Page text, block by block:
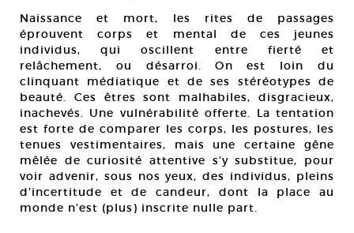
Naissance et mort, les rites de passages
éprouvent corps et mental de ces jeunes
individus, qui oscillent entre fierté et
relâchement, ou désarroi. On est loin du
clinquant médiatique et de ses stéréotypes de
beauté. Ces êtres sont malhabiles, disgracieux,
inachevés. Une vulnérabilité offerte. La tentation
est forte de comparer les corps, les postures, les
tenues vestimentaires, mais une certaine gêne
mêlée de curiosité attentive s’y substitue, pour
voir advenir, sous nos yeux, des individus, pleins
d’incertitude et de candeur, dont la place au
monde n’est (plus) inscrite nulle part.